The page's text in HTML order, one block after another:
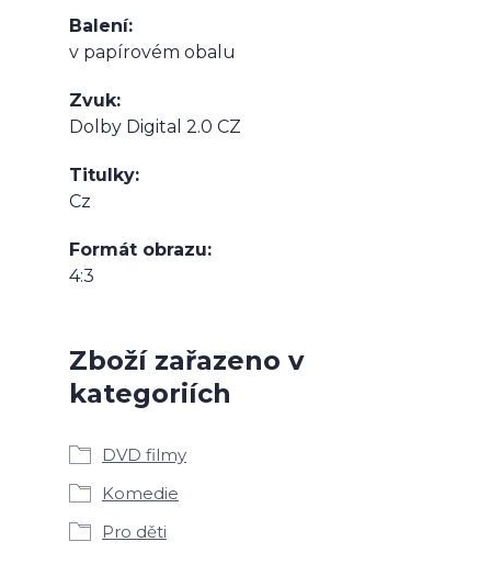
Balení
v papírovém obalu
Zvuk
Dolby Digital 2.0 CZ
Titulky
Cz
Formát obrazu
4:3
Zboží zařazeno v
kategoriích
DVD filmy
Komedie
Pro děti